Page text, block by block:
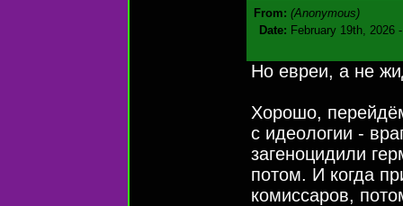
From: (Anonymous)
Date: February 19th, 2026
Но евреи, а не
Хорошо,
с идеологии -
загеноцидили
потом. И когда
комиссаров,